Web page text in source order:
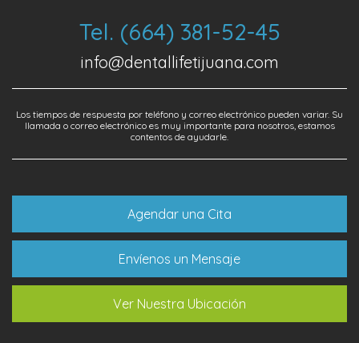
Tel. (664) 381-52-45
info@dentallifetijuana.com
Los tiempos de respuesta por teléfono y correo electrónico pueden variar. Su
llamada o correo electrónico es muy importante para nosotros, estamos
contentos de ayudarle.
Agendar una Cita
Envíenos un Mensaje
Ver Nuestra Ubicación